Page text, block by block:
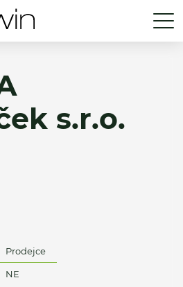
s.r.o.
Prodejce
NE